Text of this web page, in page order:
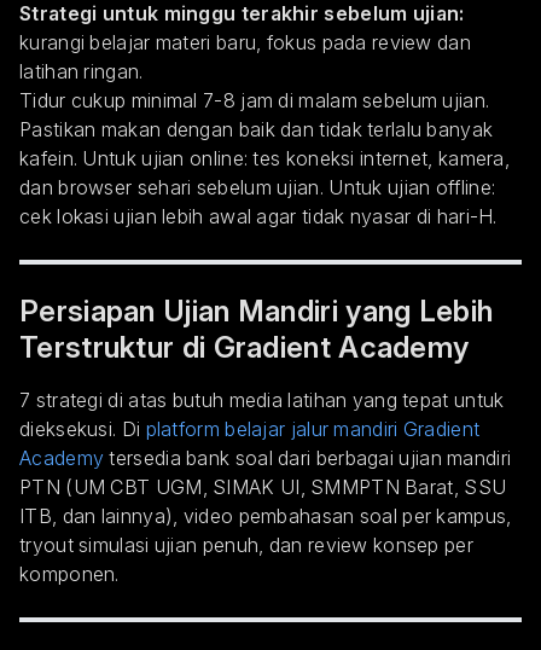
Strategi untuk minggu terakhir sebelum ujian:
kurangi belajar materi baru, fokus pada review dan
latihan ringan.
Tidur cukup minimal 7-8 jam di malam sebelum ujian.
Pastikan makan dengan baik dan tidak terlalu banyak
kafein. Untuk ujian online: tes koneksi internet, kamera,
dan browser sehari sebelum ujian. Untuk ujian offline:
cek lokasi ujian lebih awal agar tidak nyasar di hari-H.
Persiapan Ujian Mandiri yang Lebih
Terstruktur di Gradient Academy
7 strategi di atas butuh media latihan yang tepat untuk
dieksekusi. Di platform belajar jalur mandiri Gradient
Academy tersedia bank soal dari berbagai ujian mandiri
PTN (UM CBT UGM, SIMAK UI, SMMPTN Barat, SSU
ITB, dan lainnya), video pembahasan soal per kampus,
tryout simulasi ujian penuh, dan review konsep per
komponen.